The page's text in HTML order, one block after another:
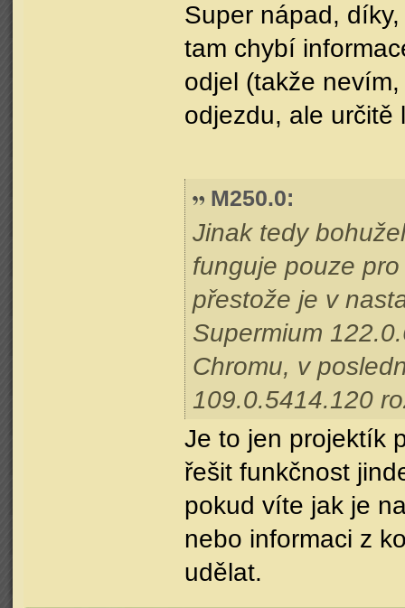
Super nápad,
tam chybí
odjel (takže
odjezdu, ale
M250.0:
Jinak tedy
funguje pouze
přestože je v
Supermium
Chromu, v
109.0.5414.120
Je to jen projektík
řešit funkčnost
pokud víte jak je
nebo informaci z
udělat.